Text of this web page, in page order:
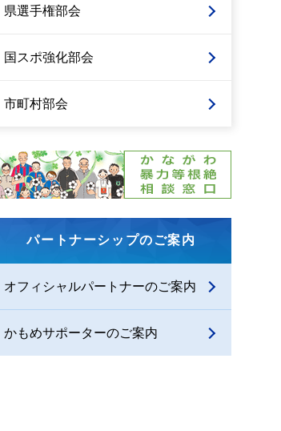
県選手権部会
国スポ強化部会
市町村部会
パートナーシップのご案内
オフィシャルパートナーのご案内
かもめサポーターのご案内